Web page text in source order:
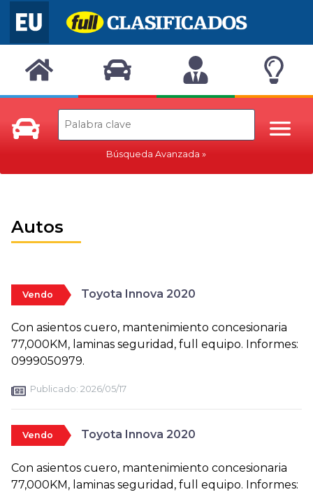
Búsqueda Avanzada
Autos
Vendo Toyota Innova 2020
Con asientos cuero, mantenimiento concesionaria
77,000KM, laminas seguridad, full equipo. Informes:
0999050979.
Publicado: 2026/05/17
Vendo Toyota Innova 2020
Con asientos cuero, mantenimiento concesionaria
77,000KM, laminas seguridad, full equipo. Informes: